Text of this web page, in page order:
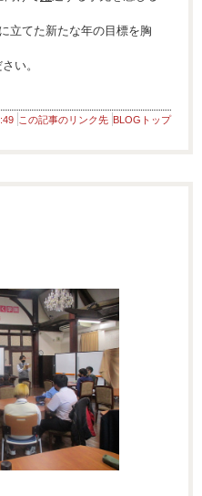
立てた新たな年の目標を胸
い。
この記事のリンク先 BLOGトップ